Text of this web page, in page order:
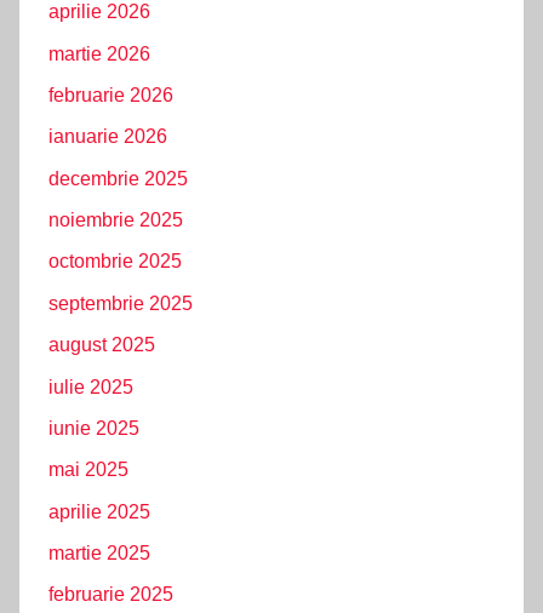
aprilie 2026
martie 2026
februarie 2026
ianuarie 2026
decembrie 2025
noiembrie 2025
octombrie 2025
septembrie 2025
august 2025
iulie 2025
iunie 2025
mai 2025
aprilie 2025
martie 2025
februarie 2025